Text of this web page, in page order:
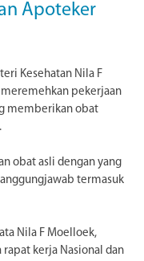
Apoteker
Kesehatan Nila F
pekerjaan
memberikan obat
obat asli dengan yang
termasuk
Nila F Moelloek,
kerja Nasional dan